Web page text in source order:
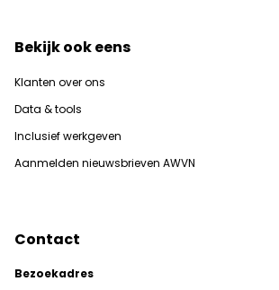
Bekijk ook eens
Klanten over ons
Data & tools
Inclusief werkgeven
Aanmelden nieuwsbrieven AWVN
Contact
Bezoekadres